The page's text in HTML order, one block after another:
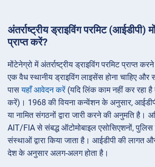
अंतर्राष्ट्रीय ड्राइविंग परमिट (आईडीपी)
प्राप्त करें?
मोंटेनेग्रो में अंतर्राष्ट्रीय ड्राइविंग परमिट प्राप्त
एक वैध स्थानीय ड्राइविंग लाइसेंस होना चाहिए और
पासयहाँ आवेदन करें(यदि लिंक काम नहीं कर रहा
करें)। 1968 की वियना कन्वेंशन के अनुसार, आईडीपी
या नामित संगठनों द्वारा जारी करने की अनुमति है।
AIT/FIA से संबद्ध ऑटोमोबाइल एसोसिएशनों, पुलिस
संस्थाओं द्वारा किया जाता है। आईडीपी की लागत
देश के अनुसार अलग-अलग होता है।